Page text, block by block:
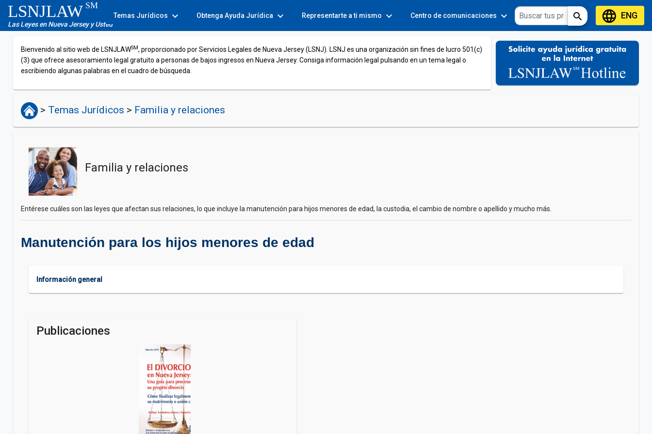
LSNJLAW SM
Las Leyes en Nueva Jersey y Usted
Temas Jurídicos expand_more Obtenga Ayuda Jurídica expand_more Representarte a ti mismo expand_more Centro de comunicaciones expand_more Toolsexpand_more search languageENG
Bienvenido al sitio web de LSNJLAWSM, proporcionado por Servicios Legales de Nueva Jersey (LSNJ). LSNJ es una organización sin fines de lucro 501(c)
(3) que ofrece asesoramiento legal gratuito a personas de bajos ingresos en Nueva Jersey. Consiga información legal pulsando en un tema legal o
escribiendo algunas palabras en el cuadro de búsqueda.
> Temas Jurídicos > Familia y relaciones
Familia y relaciones
Entérese cuáles son las leyes que afectan sus relaciones, lo que incluye la manutención para hijos menores de edad, la custodia, el cambio de nombre o apellido y mucho más.
Manutención para los hijos menores de edad
Información general
Publicaciones